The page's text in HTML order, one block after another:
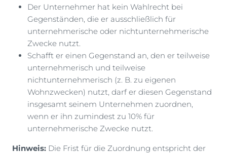
Der Unternehmer hat kein Wahlrecht bei
Gegenständen, die er ausschließlich für
unternehmerische oder nichtunternehmerische
Zwecke nutzt.
Schafft er einen Gegenstand an, den er teilweise
unternehmerisch und teilweise
nichtunternehmerisch (z. B. zu eigenen
Wohnzwecken) nutzt, darf er diesen Gegenstand
insgesamt seinem Unternehmen zuordnen,
wenn er ihn zumindest zu 10% für
unternehmerische Zwecke nutzt.
Hinweis: Die Frist für die Zuordnung entspricht der